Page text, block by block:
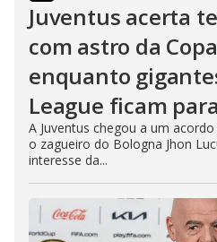
Juventus acerta
com astro da
enquanto
League ficam
A Juventus chegou a um
o zagueiro do Bologna Jhon
interesse da...